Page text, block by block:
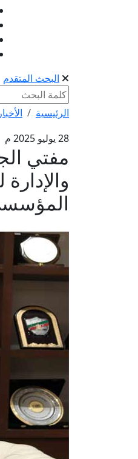
البحث المتقدم
الرئيسية الأخبار
28 يوليو 2025 م
مفتي